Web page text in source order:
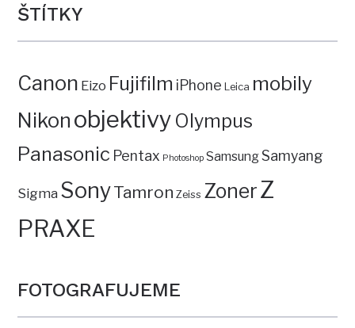
ŠTÍTKY
Canon Eizo Fujifilm iPhone Leica mobily
Nikon objektivy Olympus
Panasonic Pentax Photoshop SamsungSamyang
Sigma SonyTamron Zeiss ZonerZ
PRAXE
FOTOGRAFUJEME